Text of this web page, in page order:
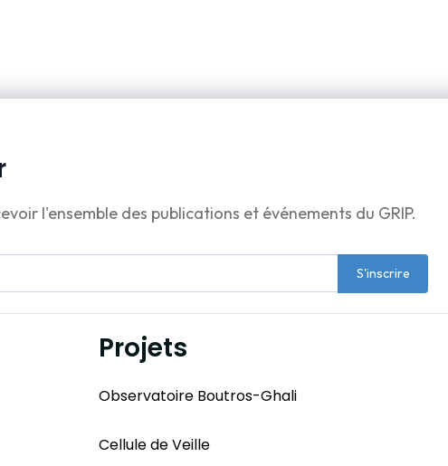
l'ensemble des publications et événements du GRIP.
S'inscrire
Projets
Observatoire Boutros-Ghali
Cellule de Veille